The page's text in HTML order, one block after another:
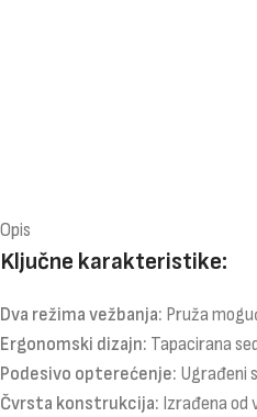
Opis
Ključne karakteristike:
Dva režima vežbanja: Pruža
Ergonomski dizajn: Tapacirana
Podesivo opterećenje: Ugrađeni
Čvrsta konstrukcija: Izrađena od